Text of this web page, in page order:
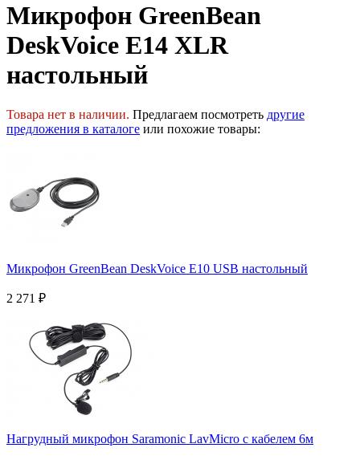
Микрофон GreenBean
DeskVoice E14 XLR
настольный
Товара нет в наличии. Предлагаем посмотреть другие
предложения в каталоге или похожие товары:
Микрофон GreenBean DeskVoice E10 USB настольный
2 271 ₽
Нагрудный микрофон Saramonic LavMicro с кабелем 6м